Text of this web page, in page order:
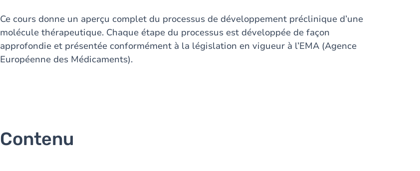
Ce cours donne un aperçu complet du processus de développement préclinique d’une
molécule thérapeutique. Chaque étape du processus est développée de façon
approfondie et présentée conformément à la législation en vigueur à l’EMA (Agence
Européenne des Médicaments).
Contenu